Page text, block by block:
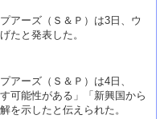
アーズ（Ｓ＆Ｐ）は3日、ウ
たと発表した。
アーズ（Ｓ＆Ｐ）は4日、
可能性がある」「新興国から
を示したと伝えられた。